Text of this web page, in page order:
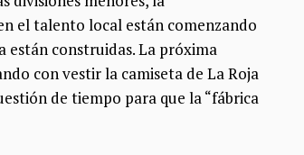
el talento local están comenzando
están construidas. La próxima
con vestir la camiseta de La Roja
de tiempo para que la “fábrica